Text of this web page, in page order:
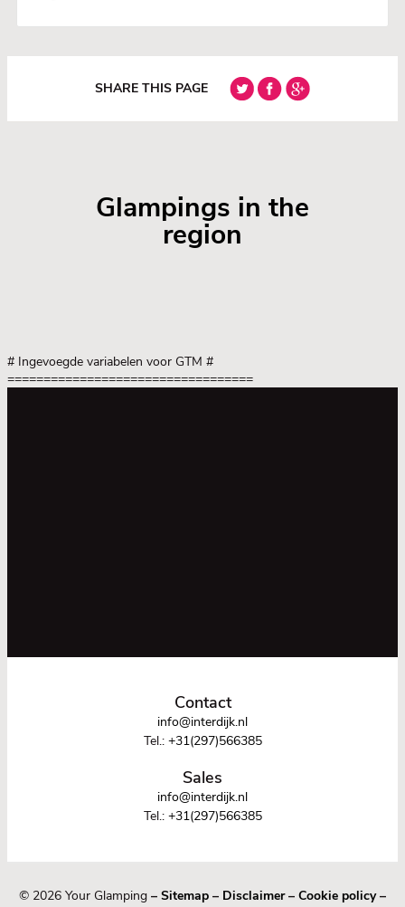
SHARE THIS PAGE
Glampings in the
region
# Ingevoegde variabelen voor GTM #
==================================
Contact
info@interdijk.nl
Tel.: +31(297)566385
Sales
info@interdijk.nl
Tel.: +31(297)566385
© 2026 Your Glamping – Sitemap – Disclaimer– Cookie policy–